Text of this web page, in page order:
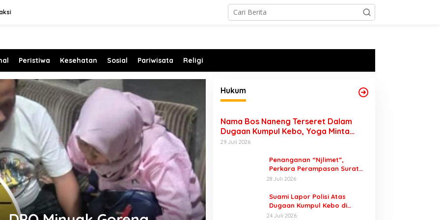
Peristiwa Kesehatan Sosial Pariwisata Religi
Hukum
Nama Bos Naneng Terseret Dalam
Dugaan Kumpul Kebo, Yoga Minta
Orang Tuanya Juga Dipanggil Polisi
29 Juli 2026
Penanganan “Njlimet”,
Perkara Perampasan Surat
Mobil Tak Kunjung Tersangka
Pasuruan
28 Juli 2026
Suami Lapor Polisi Atas
Dugaan Kumpul Kebo di
Sumber Banteng Kejayan,
24 Juli 2026